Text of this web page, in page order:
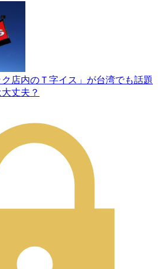
店内のＴ字イス」が台湾でも話題
丈夫？